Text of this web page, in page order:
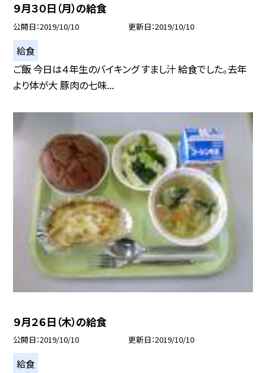
９月３０日（月）の給食
公開日 2019/10/10 更新日 2019/10/10
給食
ご飯 今日は４年生のバイキング すまし汁 給食でした。去年
より体が大 豚肉の七味...
９月２６日（木）の給食
公開日 2019/10/10 更新日 2019/10/10
給食